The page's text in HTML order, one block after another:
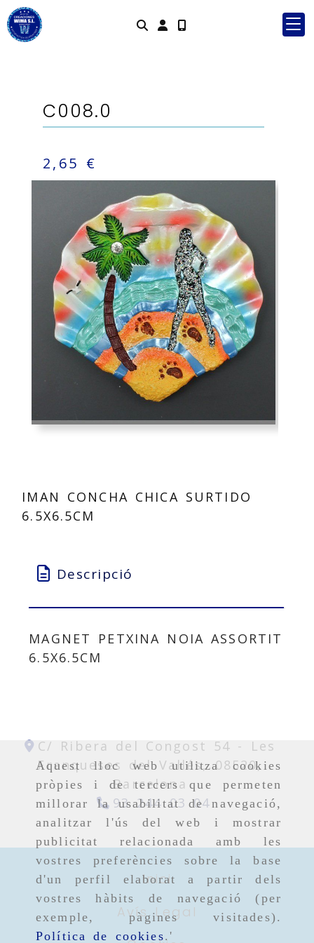
Aquest lloc web utilitza cookies
pròpies i de tercers que permeten
millorar la usabilitat de navegació,
analitzar l'ús del web i mostrar
publicitat relacionada amb les
vostres preferències sobre la base
d'un perfil elaborat a partir dels
vostres hàbits de navegació (per
exemple, pàgines visitades).
Política de cookies.'
Identifícat
C008.0
2,65 €
IMAN CONCHA CHICA SURTIDO
6.5X6.5CM
Descripció
MAGNET PETXINA NOIA ASSORTIT
6.5X6.5CM
C/ Ribera del Congost 54 -
Les
Franqueses del Vallés,08520,
Barcelona
93 244 03 04
Inici
Avís Legal